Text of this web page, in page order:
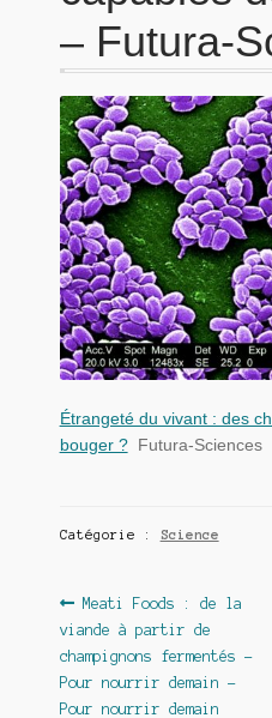
– Futura-
Étrangeté du vivant : des
bouger ?
Futura-Sciences
Catégorie : Science
Navigation
de
l’article
Article
précédent :
Meati Foods : de la
viande à partir de
champignons fermentés –
Pour nourrir demain –
Pour nourrir demain